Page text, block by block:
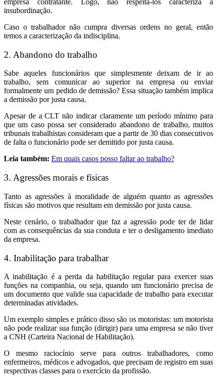
empresa contratante. Logo, não respeitá-los caracteriza a
insubordinação.
Caso o trabalhador não cumpra diversas ordens no geral, então
temos a caracterização da indisciplina.
2. Abandono do trabalho
Sabe aqueles funcionários que simplesmente deixam de ir ao
trabalho, sem comunicar ao superior na empresa ou enviar
formalmente um pedido de demissão? Essa situação também implica
a demissão por justa causa.
Apesar de a CLT não indicar claramente um período mínimo para
que um caso possa ser considerado abandono de trabalho, muitos
tribunais trabalhistas consideram que a partir de 30 dias consecutivos
de falta o funcionário pode ser demitido por justa causa.
Leia também: Em quais casos posso faltar ao trabalho?
3. Agressões morais e físicas
Tanto as agressões à moralidade de alguém quanto as agressões
físicas são motivos que resultam em demissão por justa causa.
Neste cenário, o trabalhador que faz a agressão pode ter de lidar
com as consequências da sua conduta e ter o desligamento imediato
da empresa.
4. Inabilitação para trabalhar
A inabilitação é a perda da habilitação regular para exercer suas
funções na companhia, ou seja, quando um funcionário precisa de
um documento que valide sua capacidade de trabalho para executar
determinadas atividades.
Um exemplo simples e prático disso são os motoristas: um motorista
não pode realizar sua função (dirigir) para uma empresa se não tiver
a CNH (Carteira Nacional de Habilitação).
O mesmo raciocínio serve para outros trabalhadores, como
enfermeiros, médicos e advogados, que precisam de registro em suas
respectivas classes para o exercício da profissão.